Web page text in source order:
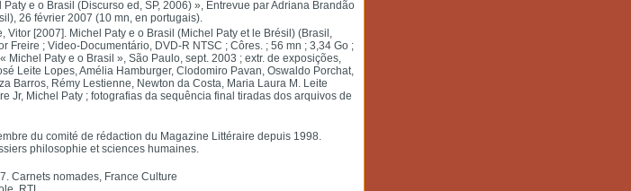
e o Brasil (Discurso ed, SP, 2006) », Entrevue par Adriana Brandão
26 février 2007 (10 mn, en portugais).
Vitor [2007]. Michel Paty e o Brasil (Michel Paty et le Brésil) (Brasil,
Freire ; Video-Documentário, DVD-R NTSC ; Côres. ; 56 mn ; 3,34 Go ;
Michel Paty e o Brasil », São Paulo, sept. 2003 ; extr. de exposições,
Leite Lopes, Amélia Hamburger, Clodomiro Pavan, Oswaldo Porchat,
Barros, Rémy Lestienne, Newton da Costa, Maria Laura M. Leite
Jr, Michel Paty ; fotografias da sequência final tiradas dos arquivos de
du comité de rédaction du Magazine Littéraire depuis 1998.
philosophie et sciences humaines.
Carnets nomades, France Culture